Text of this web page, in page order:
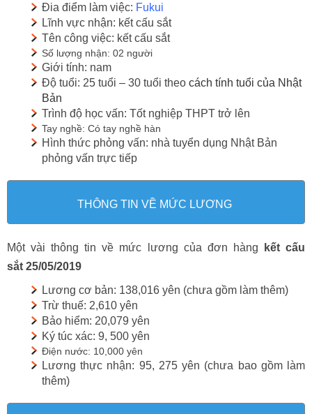
Đia điểm làm việc: Fukui
Lĩnh vực nhận: kết cấu sắt
Tên công việc: kết cấu sắt
Số lượng nhận: 02 người
Giới tính: nam
Độ tuổi: 25 tuổi – 30 tuổi theo cách tính tuổi của Nhật
Bản
Trình độ học vấn: Tốt nghiệp THPT trở lên
Tay nghề: Có tay nghề hàn
Hình thức phỏng vấn: nhà tuyển dụng Nhật Bản
phỏng vấn trực tiếp
THÔNG TIN VỀ MỨC LƯƠNG
Một vài thông tin về mức lương của đơn hàng kết cấu
sắt 25/05/2019
Lương cơ bản: 138,016 yên (chưa gồm làm thêm)
Trừ thuế: 2,610 yên
Bảo hiểm: 20,079 yên
Ký túc xác: 9, 500 yên
Điện nước: 10,000 yên
Lương thực nhận: 95, 275 yên (chưa bao gồm làm
thêm)